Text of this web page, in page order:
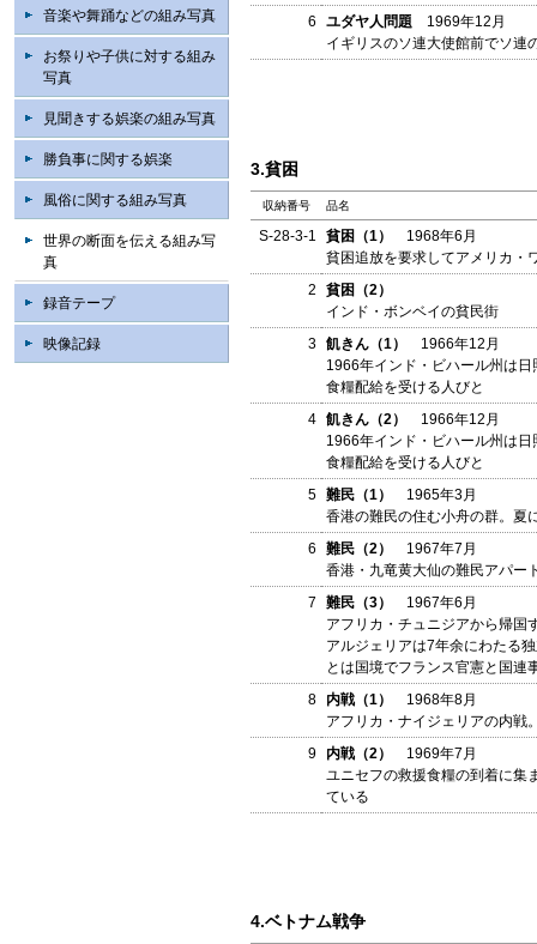
音楽や舞踊などの組み写真
お祭りや子供に対する組み
写真
見聞きする娯楽の組み写真
勝負事に関する娯楽
風俗に関する組み写真
世界の断面を伝える組み写
真
録音テープ
映像記録
6
ユダヤ人問題 1969年12月
イギリスのソ連大使館前でソ連
3.貧困
収納番号 品名
S-28-3-1 貧困（1）
1968年6月
貧困追放を要求してアメリカ・
2
貧困（2）
インド・ボンベイの貧民街
3 飢きん（1）
1966年12月
1966年インド・ビハール州は
食糧配給を受ける人びと
4 飢きん（2）
1966年12月
1966年インド・ビハール州は
食糧配給を受ける人びと
5 難民（1）
1965年3月
香港の難民の住む小舟の群。夏
6
難民（2）
1967年7月
香港・九竜黄大仙の難民アパー
7
難民（3）
1967年6月
アフリカ・チュニジアから帰国
アルジェリアは7年余にわたる
とは国境でフランス官憲と国連
8
内戦（1）
1968年8月
アフリカ・ナイジェリアの内戦
9
内戦（2）
1969年7月
ユニセフの救援食糧の到着に集
ている
4.ベトナム戦争